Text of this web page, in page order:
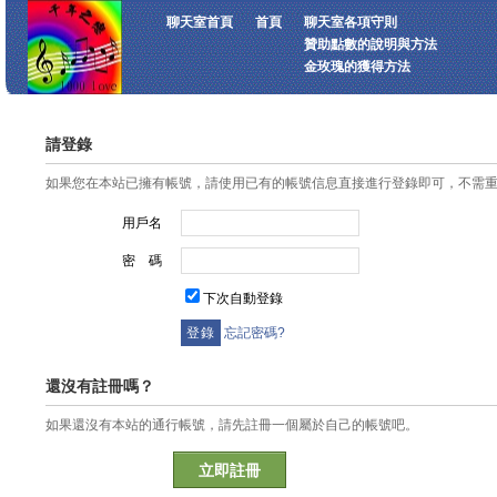
聊天室首頁 首頁
聊天室各項守則
贊助點數的說明與方法
金玫瑰的獲得方法
請登錄
如果您在本站已擁有帳號，請使用已有的帳號信息直接進行登錄即可，不需
用戶名
密 碼
下次自動登錄
忘記密碼?
還沒有註冊嗎？
如果還沒有本站的通行帳號，請先註冊一個屬於自己的帳號吧。
立即註冊